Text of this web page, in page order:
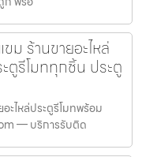
ม ร้านขายอะไหล่
ตูรีโมททุกชิ้น ประตู
ะไหล่ประตูรีโมทพร้อม
— บริการรับติด